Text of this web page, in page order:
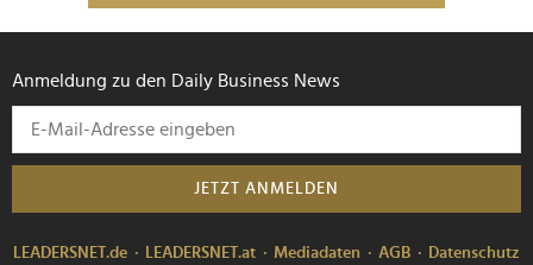
Anmeldung zu den Daily Business News
JETZT ANMELDEN
LEADERSNET.de LEADERSNET.at Mediadaten AGB
Datenschutz